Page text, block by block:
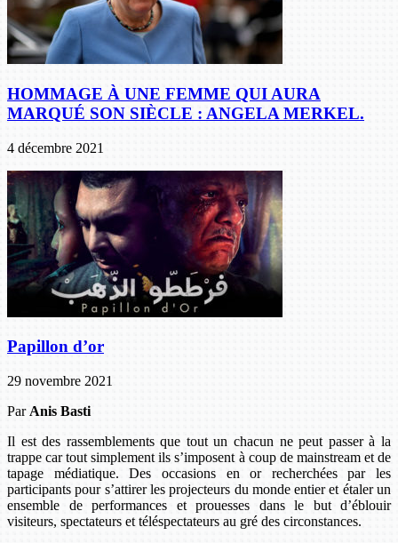
HOMMAGE À UNE FEMME QUI AURA
MARQUÉ SON SIÈCLE : ANGELA MERKEL.
4 décembre 2021
Papillon d’or
29 novembre 2021
Par Anis Basti
Il est des rassemblements que tout un chacun ne peut passer à la
trappe car tout simplement ils s’imposent à coup de mainstream et de
tapage médiatique. Des occasions en or recherchées par les
participants pour s’attirer les projecteurs du monde entier et étaler un
ensemble de performances et prouesses dans le but d’éblouir
visiteurs, spectateurs et téléspectateurs au gré des circonstances.